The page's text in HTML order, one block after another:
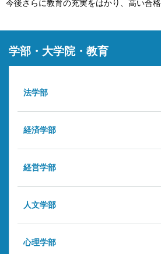
今後さらに教育の充実をはかり、高い合
学部・大学院・教育
法学部
経済学部
経営学部
人文学部
心理学部